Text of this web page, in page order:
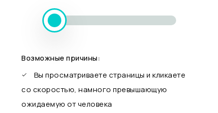
Возможные причины:
Вы просматриваете страницы и кликаете
со скоростью, намного превышающую
ожидаемую от человека